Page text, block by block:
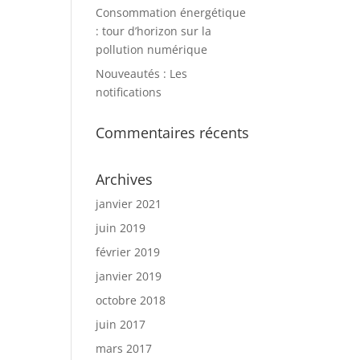
Consommation énergétique
: tour d’horizon sur la
pollution numérique
Nouveautés : Les
notifications
Commentaires récents
Archives
janvier 2021
juin 2019
février 2019
janvier 2019
octobre 2018
juin 2017
mars 2017